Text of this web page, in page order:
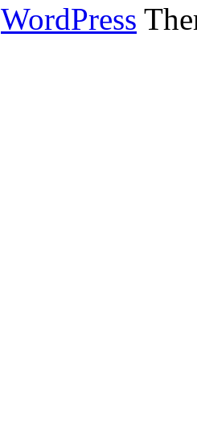
WordPress